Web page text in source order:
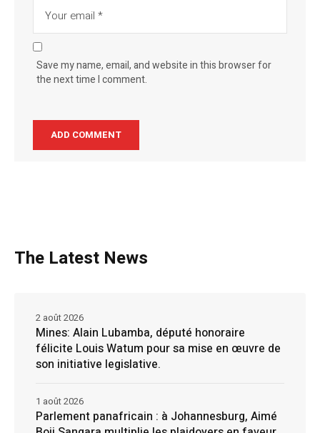
Save my name, email, and website in this browser for
the next time I comment.
The Latest News
Mines: Alain Lubamba, député honoraire
félicite Louis Watum pour sa mise en œuvre de
son initiative legislative.
2 août 2026
Parlement panafricain : à Johannesburg, Aimé
1 août 2026